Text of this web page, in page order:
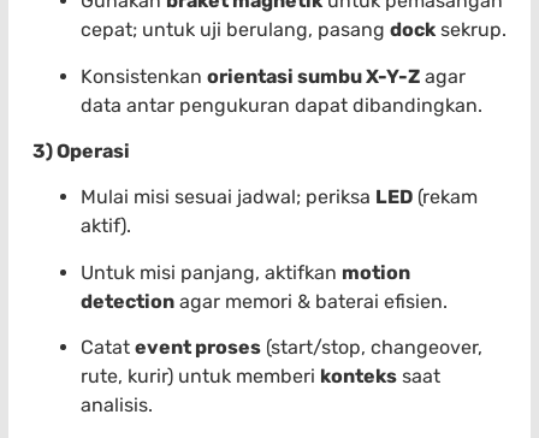
cepat; untuk uji berulang, pasang dock sekrup.
Konsistenkan orientasi sumbu X-Y-Z agar
data antar pengukuran dapat dibandingkan.
3) Operasi
Mulai misi sesuai jadwal; periksa LED (rekam
aktif).
Untuk misi panjang, aktifkan motion
detection agar memori & baterai efisien.
Catat event proses (start/stop, changeover,
rute, kurir) untuk memberi konteks saat
analisis.